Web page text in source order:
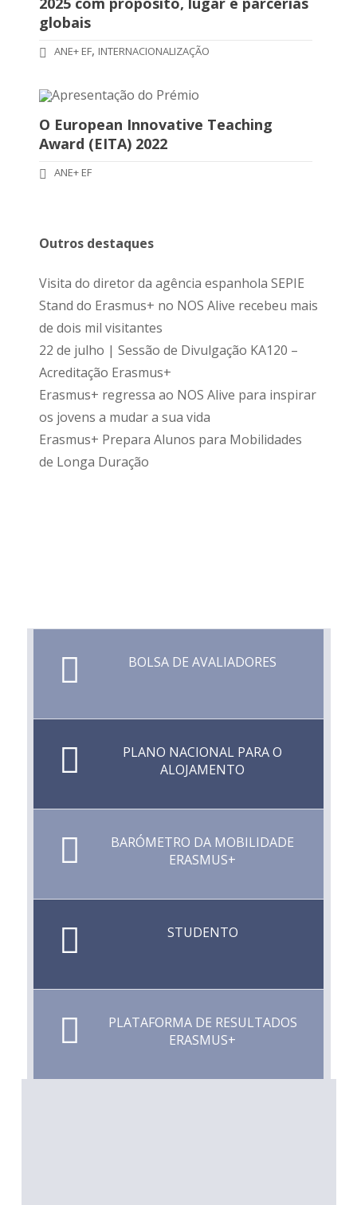
globais
ANE+ EF, INTERNACIONALIZAÇÃO
O European Innovative Teaching
Award (EITA) 2022
ANE+ EF
Outros destaques
Visita do diretor da agência espanhola SEPIE
Stand do Erasmus+ no NOS Alive recebeu mais
de dois mil visitantes
22 de julho | Sessão de Divulgação KA120 –
Acreditação Erasmus+
Erasmus+ regressa ao NOS Alive para inspirar
os jovens a mudar a sua vida
Erasmus+ Prepara Alunos para Mobilidades
de Longa Duração
BOLSA DE AVALIADORES
PLANO NACIONAL PARA O
ALOJAMENTO
BARÓMETRO DA MOBILIDADE
ERASMUS+
STUDENTO
PLATAFORMA DE RESULTADOS
ERASMUS+